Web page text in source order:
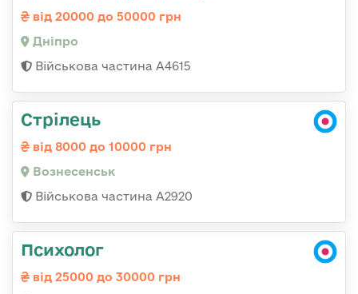
від 20000 до 50000 грн
Дніпро
Військова частина А4615
Стрілець
від 8000 до 10000 грн
Вознесенськ
Військова частина А2920
Психолог
від 25000 до 30000 грн